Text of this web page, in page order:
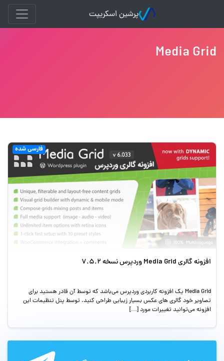
پرشین اسکریپت
Media Grid
فارسی شده
افزونه گالری Media Grid وردپرس نسخه 7.5.2
Media Grid یک افزونه کاربردی وردپرس می‌باشد که توسط آن قادر هستید برای
تصاویر خود گالری های عکس بسیار زیبایی طراحی کنید. توسط پنل تنظیمات این
افزونه می‌توانید تغییرات مورد […]